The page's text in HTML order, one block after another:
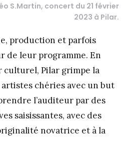
S.Martin, concert du 21 février
2023 à Pilar.
production et parfois
de leur programme. En
culturel, Pilar grimpe la
artistes chéries avec un but
l’auditeur par des
saisissantes, avec des
novatrice et à la